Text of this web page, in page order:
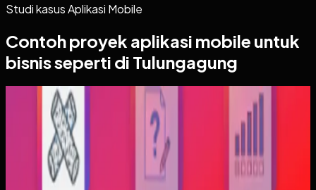
Studi kasusAplikasi Mobile
Contoh proyek aplikasi mobile untuk
bisnis seperti di Tulungagung
Aplikasi Mobile
Trajectfika
Trajectfika
Sebelumnya